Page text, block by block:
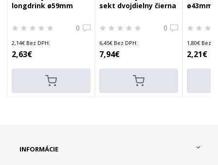
longdrink ø59mm
0
2,14€ Bez DPH:
2,63€
sekt dvojdielny čierna
0
6,45€ Bez DPH:
7,94€
ø43mm
1,80€ Bez
2,21€
INFORMÁCIE